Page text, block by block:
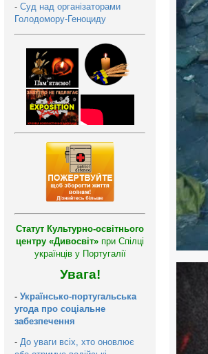
- Суд над організаторами
Голодомору-Геноциду
Статут Культурно-освітнього
центру «Дивосвіт» при Спілці
українців у Португалії
Увага!
- Українсько-португальська
угода про соціальне
забезпечення
- До уваги всіх, хто оновлює